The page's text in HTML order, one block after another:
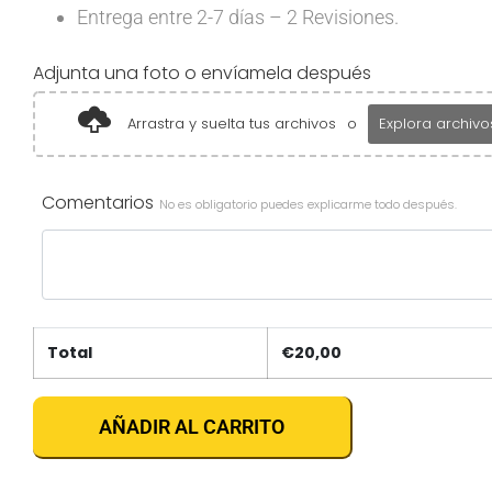
Entrega entre 2-7 días – 2 Revisiones.
Adjunta una foto o envíamela después
Arrastra y suelta tus archivos o Explora
Comentarios No es obligatorio puedes explicarme todo después.
Total €20,00
AÑADIR AL CARRITO